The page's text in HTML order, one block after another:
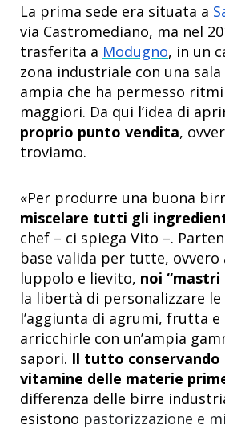
La prima sede era situata a
via Castromediano, ma nel
trasferita a Modugno, in un
zona industriale con una
ampia che ha permesso
maggiori. Da qui l’idea di
proprio punto vendita,
troviamo.
«Per produrre una buona
miscelare tutti gli
chef – ci spiega Vito –.
base valida per tutte, ovvero
luppolo e lievito, noi “mastri
la libertà di personalizzare
l’aggiunta di agrumi, frutta e
arricchirle con un’ampia
sapori. Il tutto conservando
vitamine delle materie
differenza delle birre
esistono pastorizzazione e